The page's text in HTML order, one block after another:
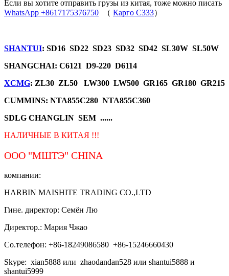
Если вы хотите отправить грузы из китая, тоже можно писать
WhatsApp +8617175376750 （ Карго C333）
SHANTUI: SD16 SD22 SD23 SD32 SD42 SL30W SL50W
SHANGCHAI: C6121 D9-220 D6114
XCMG: ZL30 ZL50 LW300 LW500 GR165 GR180 GR215
CUMMINS: NTA855C280 NTA855C360
SDLG CHANGLIN SEM ......
НАЛИЧНЫЕ В КИТАЯ !!!
ООО "МШТЭ" CHINA
компании:
HARBIN MAISHITE TRADING CO.,LTD
Гине. директор: Семён Лю
Директор.: Мария Чжао
Со.телефон: +86-18249086580 +86-15246660430
Skype: xian5888 или zhaodandan528 или shantui5888 и
shantui5999